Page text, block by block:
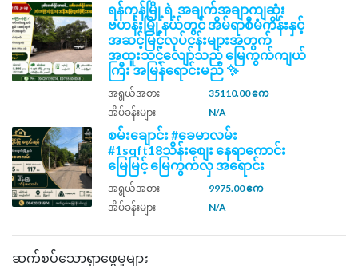
ရန်ကုန်မြို့ရဲ့ အချက်အချာကျဆုံး
ဗဟန်းမြို့နယ်တွင် အိမ်ရာစီမံကိန်းနှင့်
အဆင့်မြင့်လုပ်ငန်းများအတွက်
အထူးသင့်လျော်သည့် မြေကွက်ကျယ်
ကြီး အမြန်ရောင်းမည် ✨
အရွယ်အစား
35110.00 ဧက
အိပ်ခန်းများ
N/A
စမ်းချောင်း #ခေမာလမ်း
#1sqft18သိန်းစျေး နေရာကောင်း
မြေမြင့် မြေကွက်လှ အရောင်း
အရွယ်အစား
9975.00 ဧက
အိပ်ခန်းများ
N/A
ဆက်စပ်သောရှာဖွေမှုများ